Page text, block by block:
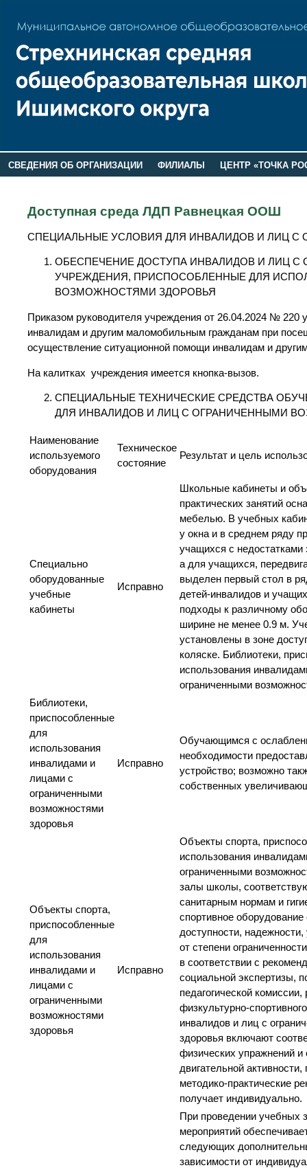
СВЕДЕНИЯ ОБ ОРГАНИЗАЦИИ ФИЛИАЛЫ
ЦЕНТР «ТОЧКА
Доступная среда ЛДП Равнецкая ООШ
СПЕЦИАЛЬНЫЕ УСЛОВИЯ ДЛЯ ИНВАЛИДОВ И ЛИЦ
ОБЕСПЕЧЕНИЕ ДОСТУПА ИНВАЛИДОВ И ЛИЦ
УЧРЕЖДЕНИЯ, ПРИСПОСОБЛЕННЫЕ ДЛЯ
ВОЗМОЖНОСТЯМИ ЗДОРОВЬЯ
Приказом руководителя учреждения от 26.04.2024 № 220
инвалидам и другим маломобильным гражданам при
осуществление ситуационной помощи инвалидам и
На калитках учреждения имеется кнопка-вызов.
СПЕЦИАЛЬНЫЕ ТЕХНИЧЕСКИЕ СРЕДСТВА
ДЛЯ ИНВАЛИДОВ И ЛИЦ С ОГРАНИЧЕННЫМИ
Наименование
используемого
оборудования
Техническое
состояние
Результат и цель
Специально
оборудованные
учебные
кабинеты
Исправно
Школьные кабинеты и
практических занятий
мебелью. В учебных
у окна и в среднем ряду
учащихся с
а для учащихся,
выделен первый стол в
детей-инвалидов и
подходы к различному
ширине не менее 0.9 м.
установлены в зоне
коляске. Библиотеки,
использования
ограниченными
Библиотеки,
приспособленные
для
использования
инвалидами и
лицами с
ограниченными
возможностями
здоровья
Исправно
Обучающимся с
необходимости
устройство; возможно
собственных
Объекты спорта,
приспособленные
для
использования
инвалидами и
лицами с
ограниченными
возможностями
здоровья
Исправно
Объекты спорта,
использования
ограниченными
залы школы,
санитарным нормам и
спортивное
доступности,
от степени
в соответствии с
социальной экспертизы,
педагогической
физкультурно-
инвалидов и лиц с
здоровья включают
физических упражнений
двигательной
методико-практические
получает индивидуально.
При проведении учебных
мероприятий
следующих
зависимости от